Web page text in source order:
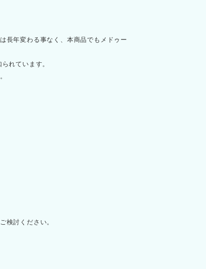
長年変わる事なく、本商品でもメドゥー
れています。
検討ください。